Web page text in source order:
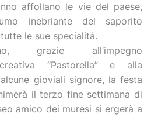
affollano le vie del paese,
inebriante del saporito
le sue specialità.
grazie all’impegno
“Pastorella” e alla
gioviali signore, la festa
il terzo fine settimana di
amico dei muresi si ergerà a